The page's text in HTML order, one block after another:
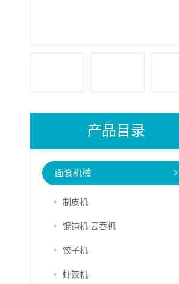
产品目录
面食机械
制皮机
馄饨机 云吞机
饺子机
虾饺机